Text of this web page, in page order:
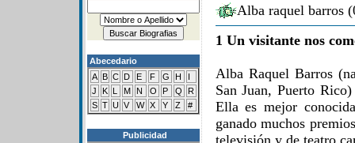
Abecedario
A B C D E F G H
I
J
K L M N O P Q
R
S T U V W X Y Z #
Publicidad
Alba raquel barros
1 Un visitante nos
Alba Raquel Barros
San Juan, Puerto
Ella es mejor
ganado muchos
televisión y de teatro